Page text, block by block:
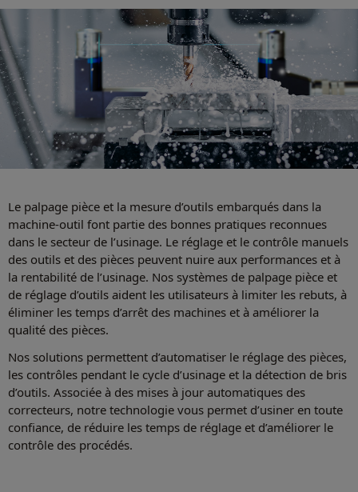
Le palpage pièce et la mesure d’outils embarqués dans la
machine-outil font partie des bonnes pratiques reconnues
dans le secteur de l’usinage. Le réglage et le contrôle manuels
des outils et des pièces peuvent nuire aux performances et à
la rentabilité de l’usinage. Nos systèmes de palpage pièce et
de réglage d’outils aident les utilisateurs à limiter les rebuts, à
éliminer les temps d’arrêt des machines et à améliorer la
qualité des pièces.
Nos solutions permettent d’automatiser le réglage des pièces,
les contrôles pendant le cycle d’usinage et la détection de bris
d’outils. Associée à des mises à jour automatiques des
correcteurs, notre technologie vous permet d’usiner en toute
confiance, de réduire les temps de réglage et d’améliorer le
contrôle des procédés.